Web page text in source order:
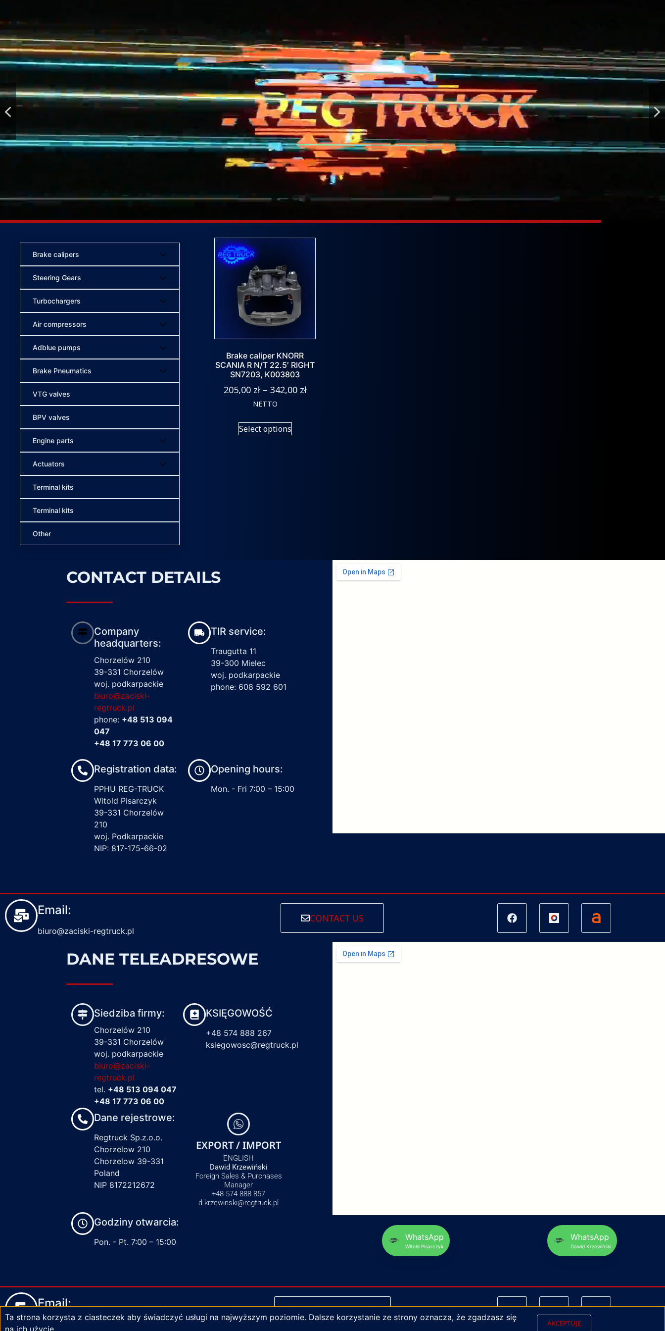
Brake calipers
Steering Gears
Turbochargers
Air compressors
Adblue pumps
Brake Pneumatics
VTG valves
BPV valves
Engine parts
Actuators
Terminal kits
Terminal kits
Other
Brake caliper KNORR
SCANIA R N/T 22.5′ RIGHT
SN7203, K003803
205,00 zł – 342,00 zł
NETTO
Select options
CONTACT DETAILS
Company
headquarters:
Chorzelów 210
39-331 Chorzelów
woj. podkarpackie
biuro@zaciski-
regtruck.pl
phone: +48 513 094
047
+48 17 773 06 00
TIR service:
Traugutta 11
39-300 Mielec
woj. podkarpackie
phone: 608 592 601
Registration data:
PPHU REG-TRUCK
Witold Pisarczyk
39-331 Chorzelów
210
woj. Podkarpackie
NIP: 817-175-66-02
Opening hours:
Mon. - Fri 7:00 – 15:00
Email:
biuro@zaciski-regtruck.pl
CONTACT US
DANE TELEADRESOWE
Siedziba firmy:
Chorzelów 210
39-331 Chorzelów
woj. podkarpackie
biuro@zaciski-
regtruck.pl
tel. +48 513 094 047
+48 17 773 06 00
KSIĘGOWOŚĆ
+48 574 888 267
ksiegowosc@regtruck.pl
Dane rejestrowe:
Regtruck Sp.z.o.o.
Chorzelow 210
Chorzelow 39-331
Poland
NIP 8172212672
EXPORT / IMPORT
ENGLISH
Dawid Krzewiński
Foreign Sales & Purchases
Manager
+48 574 888 857
d.krzewinski@regtruck.pl
Godziny otwarcia:
Pon. - Pt. 7:00 – 15:00
WhatsApp
Witold Pisarczyk
WhatsApp
Dawid Krzewiński
Email:
biuro@zaciski-regtruck.pl
NAPISZ DO NAS
Ta strona korzysta z ciasteczek aby świadczyć usługi na najwyższym poziomie. Dalsze korzystanie ze strony oznacza, że zgadzasz się
na ich użycie
AKCEPTUJĘ